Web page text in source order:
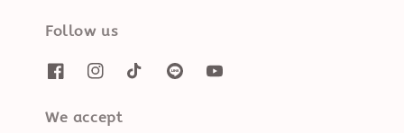
Follow us
We accept